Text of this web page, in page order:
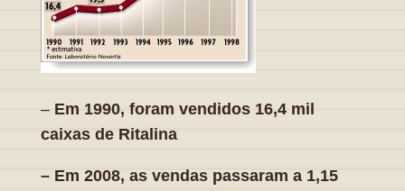
–Em 1990, foram vendidos 16,4 mil
caixas de Ritalina
– Em 2008, as vendas passaram a 1,15